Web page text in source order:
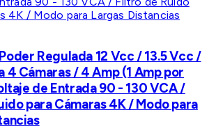
Regulada 12 Vcc / 13.5 Vcc /
4 Cámaras / 4 Amp (1 Amp por
de Entrada 90 - 130 VCA /
para Cámaras 4K / Modo para